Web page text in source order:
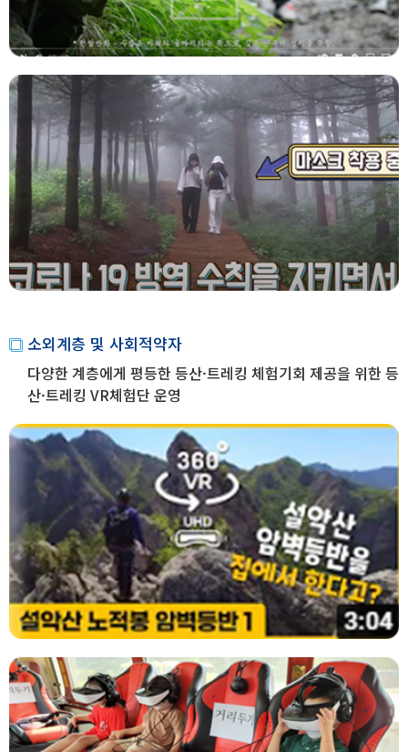
소외계층 및 사회적약자
다양한 계층에게 평등한 등산·트레킹 체험기회 제공을 위한 등
산·트레킹 VR체험단 운영